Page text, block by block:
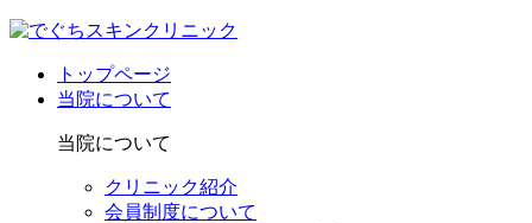
トップページ
当院について
当院について
クリニック紹介
会員制度について